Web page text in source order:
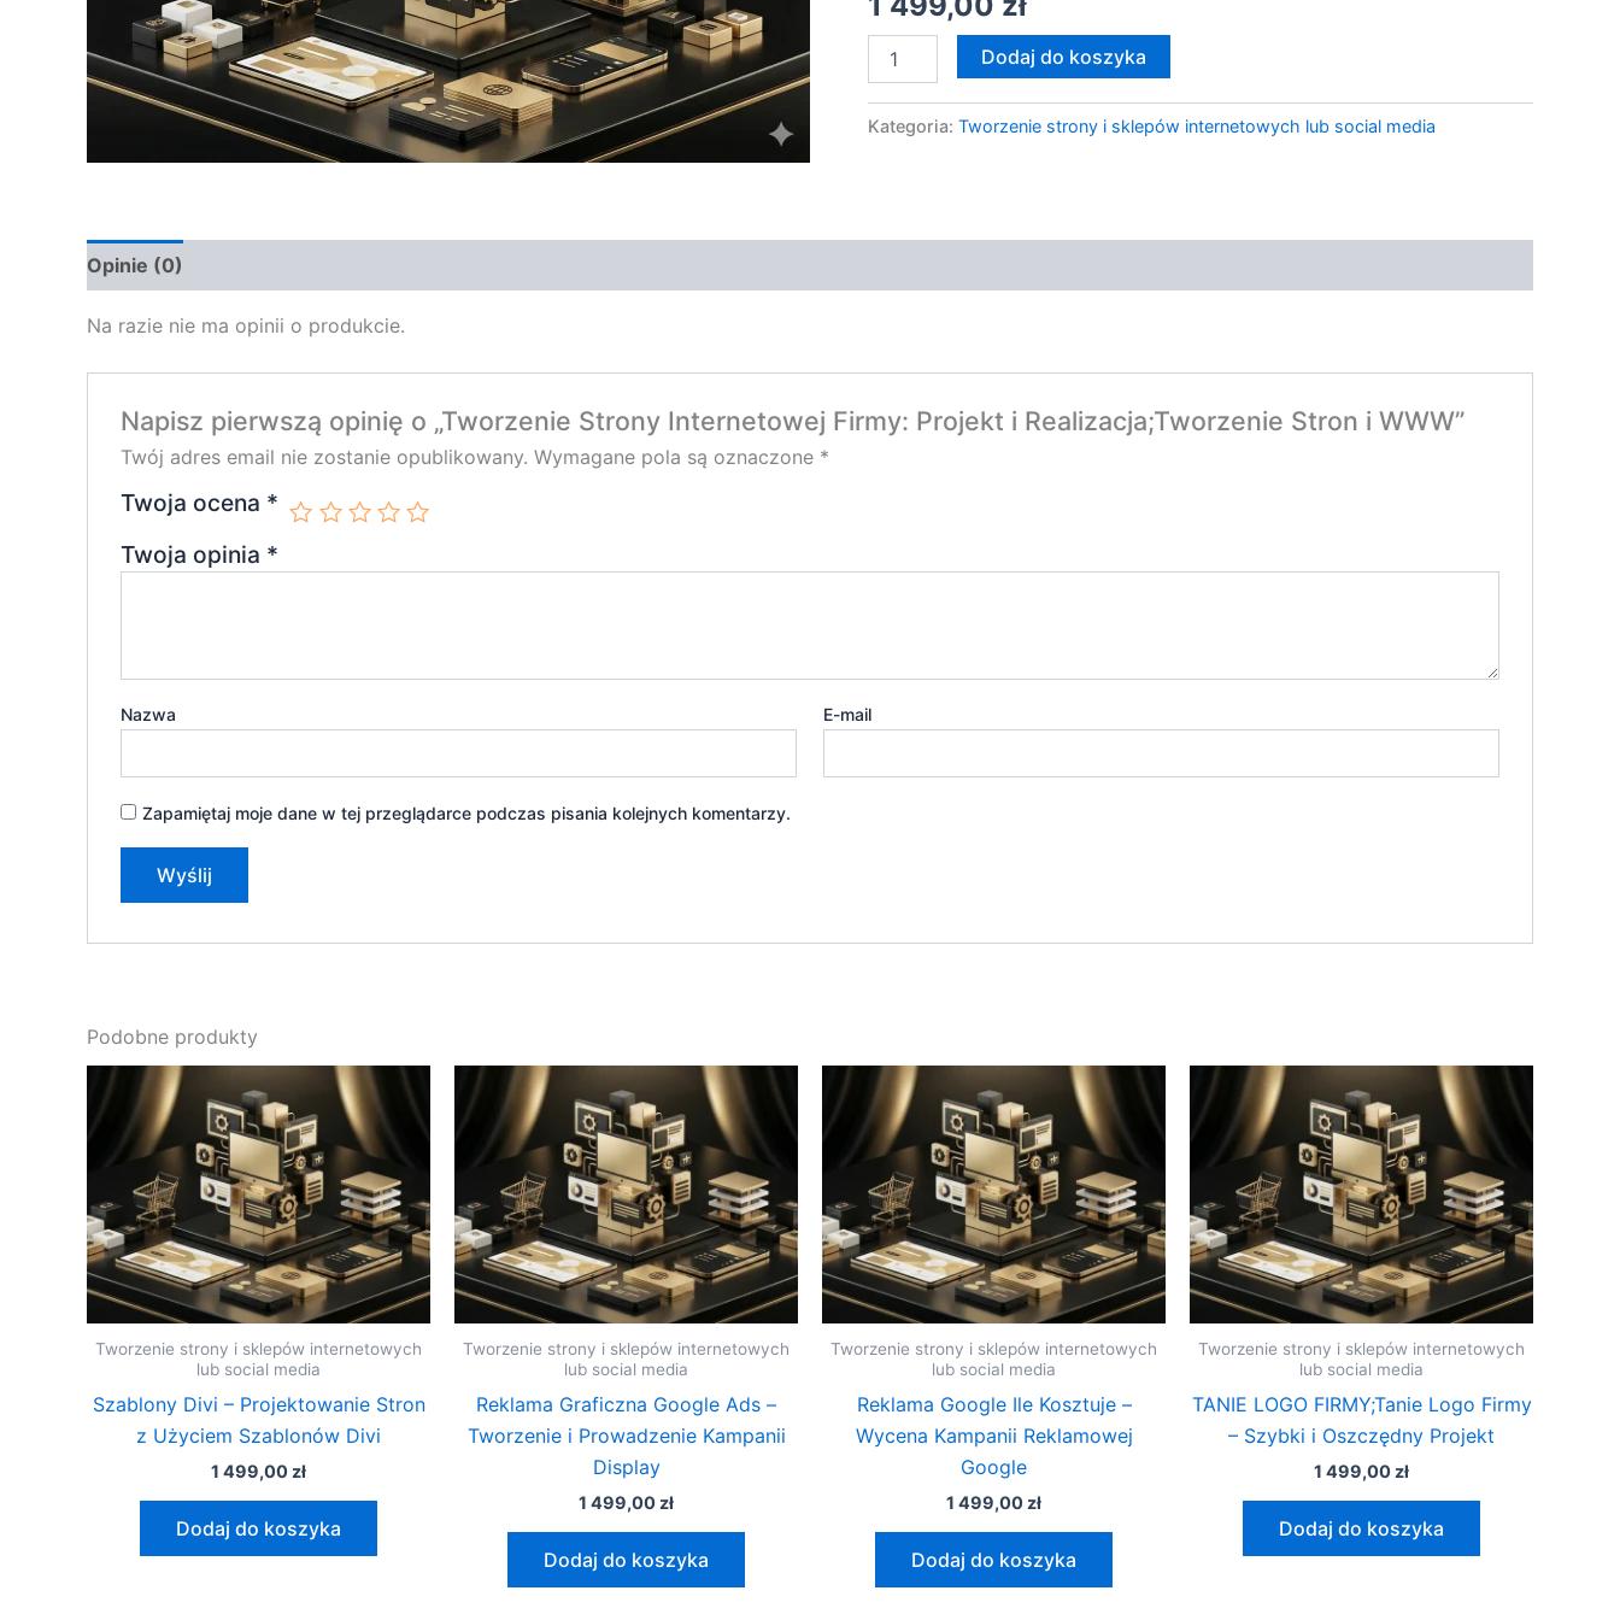
WWW
Dodaj do koszyka
Kategoria: Tworzenie strony i sklepów internetowych lub social media
Opinie (0)
Na razie nie ma opinii o produkcie.
Napisz pierwszą opinię o „Tworzenie Strony Internetowej Firmy: Projekt i Realizacja;Tworzenie Stron i WWW”
Twój adres email nie zostanie opublikowany. Wymagane pola są oznaczone *
Twoja ocena *
Twoja opinia *
Nazwa E-mail
Zapamiętaj moje dane w tej przeglądarce podczas pisania kolejnych komentarzy.
Podobne produkty
Tworzenie strony i sklepów internetowych
lub social media
Szablony Divi – Projektowanie Stron
z Użyciem Szablonów Divi
1 499,00 zł
Dodaj do koszyka
Tworzenie strony i sklepów internetowych
lub social media
Reklama Graficzna Google Ads –
Tworzenie i Prowadzenie Kampanii
Display
1 499,00 zł
Dodaj do koszyka
Tworzenie strony i sklepów internetowych
lub social media
Reklama Google Ile Kosztuje –
Wycena Kampanii Reklamowej
Google
1 499,00 zł
Dodaj do koszyka
Tworzenie strony i sklepów internetowych
lub social media
TANIE LOGO FIRMY;Tanie Logo Firmy
– Szybki i Oszczędny Projekt
1 499,00 zł
Dodaj do koszyka